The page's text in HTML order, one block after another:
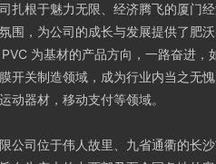
扎根于魅力无限、经济腾飞的厦门
围，为公司的成长与发展提供了肥
为基材的产品方向，一路奋进
开关制造领域，成为行业内当之无
动器材，移动支付等领域。
公司位于伟人故里、九省通衢的长